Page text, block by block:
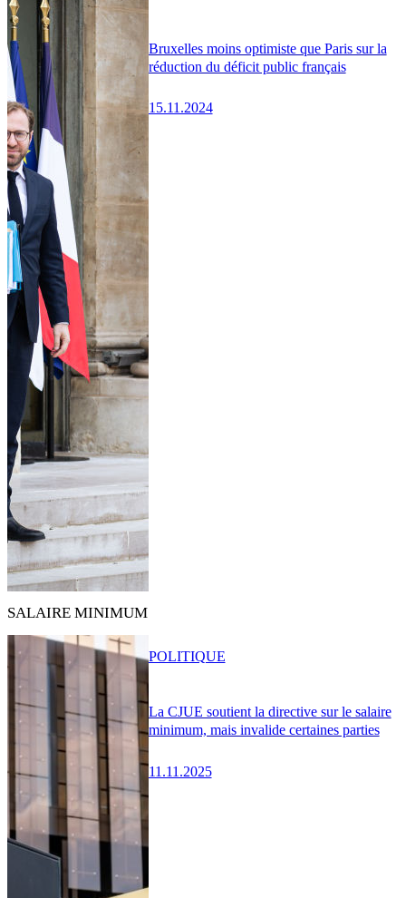
Bruxelles moins optimiste que Paris sur la
réduction du déficit public français
15.11.2024
SALAIRE MINIMUM
La CJUE soutient la directive sur le salaire
minimum, mais invalide certaines parties
11.11.2025
POLITIQUE